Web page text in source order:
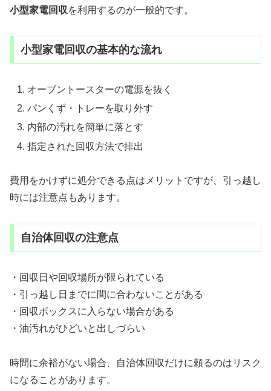
小型家電回収 を利用するのが一般的です。
小型家電回収の基本的な流れ
オーブントースターの電源を抜く
パンくず・トレーを取り外す
内部の汚れを簡単に落とす
指定された回収方法で排出
費用をかけずに処分できる点はメリットですが、引っ越し
時には注意点もあります。
自治体回収の注意点
・回収日や回収場所が限られている
・引っ越し日までに間に合わないことがある
・回収ボックスに入らない場合がある
・油汚れがひどいと出しづらい
時間に余裕がない場合、自治体回収だけに頼るのはリスク
になることがあります。